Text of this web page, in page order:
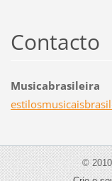
Contacto
Musicabrasileira
estilosmusicaisb
©